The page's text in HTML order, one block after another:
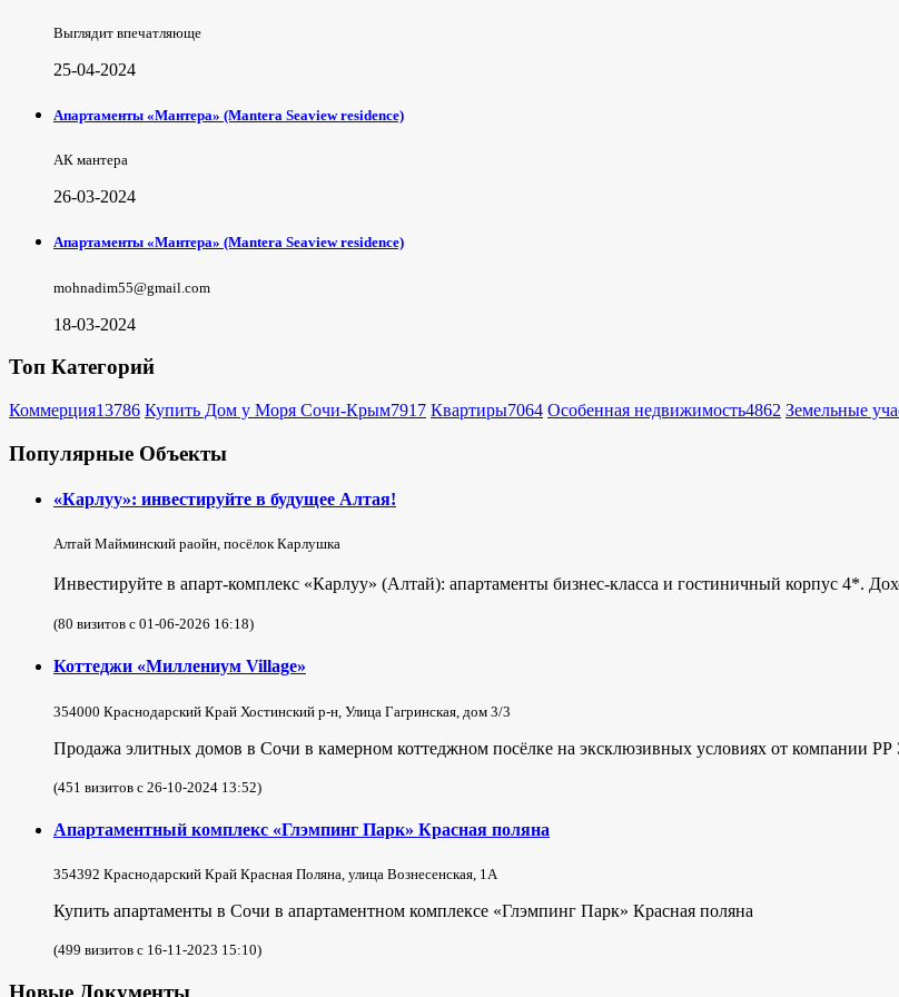
Выглядит впечатляюще
25-04-2024
Апартаменты «Мантера» (Mantera Seaview rеsidence)
АК мантера
26-03-2024
Апартаменты «Мантера» (Mantera Seaview rеsidence)
mohnadim55@gmail.com
18-03-2024
Топ Категорий
Коммерция13786 Купить Дом у Моря Сочи-Крым7917 Квартиры7064 Особенная недвижимость4862 Земельные
Популярные Объекты
«Карлуу»: инвестируйте в будущее Алтая!
Алтай Майминский раойн, посёлок Карлушка
Инвестируйте в апарт-комплекс «Карлуу» (Алтай): апартаменты бизнес-класса и гостиничный корпус 4*.
(80 визитов с 01-06-2026 16:18)
Коттеджи «Миллениум Village»
354000 Краснодарский Край Хостинский р-н, Улица Гагринская, дом 3/3
Продажа элитных домов в Сочи в камерном коттеджном посёлке на эксклюзивных условиях от компании РР
(451 визитов с 26-10-2024 13:52)
Апартаментный комплекс «Глэмпинг Парк» Красная поляна
354392 Краснодарский Край Красная Поляна, улица Вознесенская, 1А
Купить апартаменты в Сочи в апартаментном комплексе «Глэмпинг Парк» Красная поляна
(499 визитов с 16-11-2023 15:10)
Новые Документы